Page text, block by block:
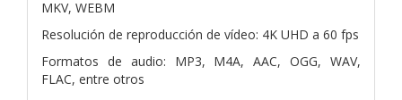
MKV, WEBM
Resolución de reproducción de vídeo: 4K UHD a 60 fps
Formatos de audio: MP3, M4A, AAC, OGG, WAV,
FLAC, entre otros